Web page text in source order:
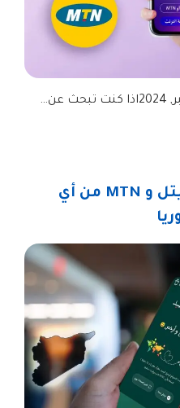
كيف ارسل رصيد سيريتل و MTN من أي